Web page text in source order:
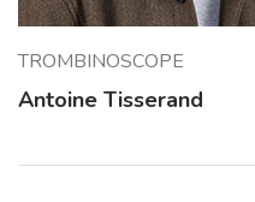
TROMBINOSCOPE
Antoine Tisserand